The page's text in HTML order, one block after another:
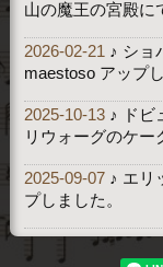
山の魔王の宮殿に
2026-02-21 ♪ ショ
maestoso アップ
2025-10-13 ♪ ドビ
リウォーグのケー
2025-09-07 ♪ エリ
プしました。